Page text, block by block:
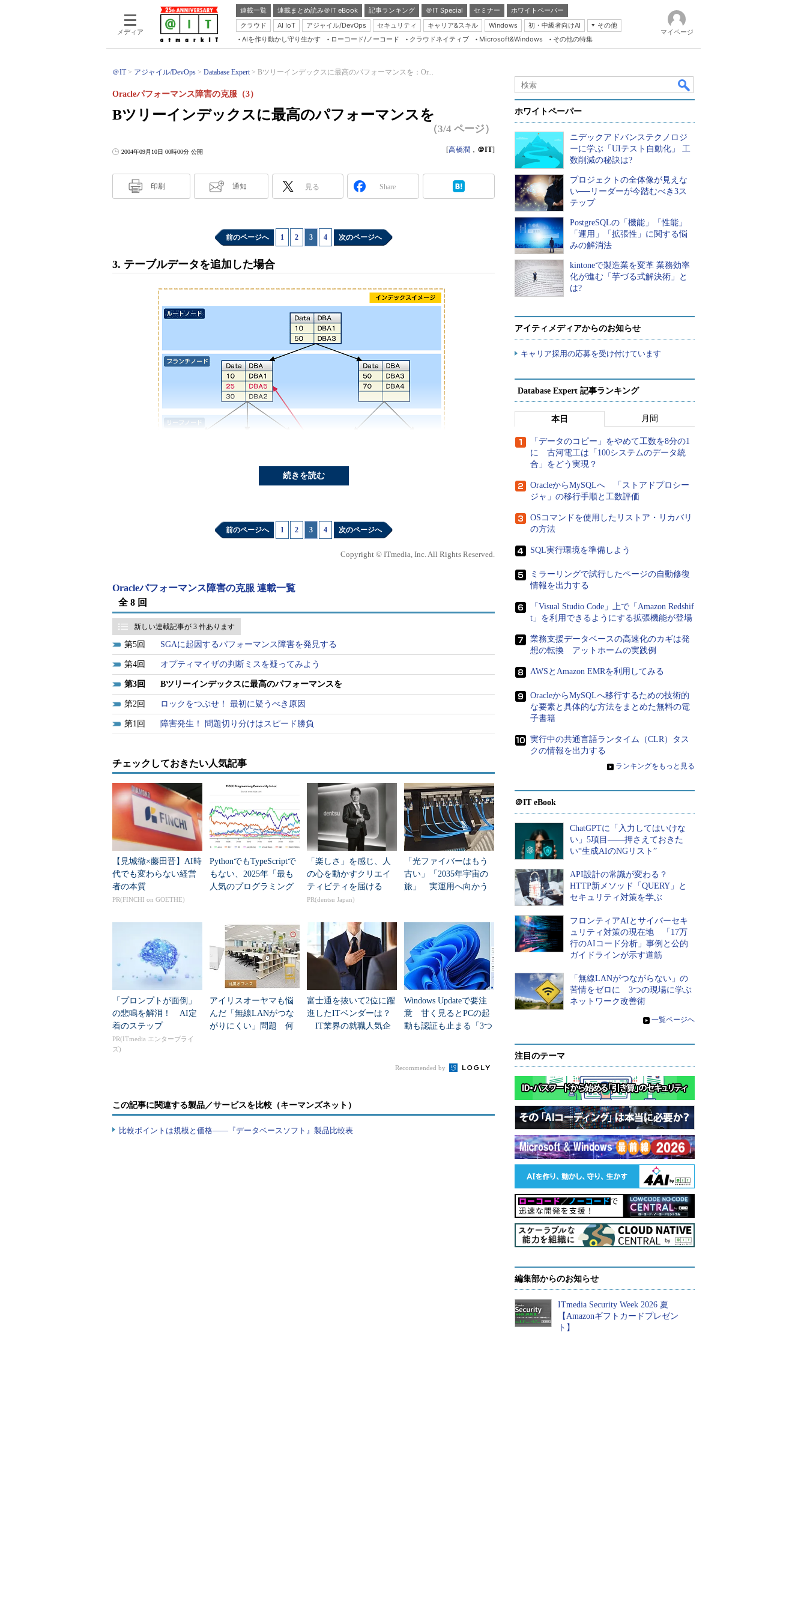
メディア
連載一覧 連載まとめ読み＠IT eBook 記事ランキング ＠IT Special セミナー
ホワイトペーパー
クラウド
AI IoT アジャイル/DevOps セキュリティ キャリア&スキル Windows 初・中級者向けAI
その他
Server & Storage
Database Expert
Master of IP Network
Security & Trust
AIを作り動かし守り生かす ローコード/ノーコード クラウドネイティブ Microsoft&Windows その他の特集
マイページ
＠IT アジャイル/DevOps Database Expert Bツリーインデックスに最高のパフォーマンスを：Or...
Bツリーインデックスに最高のパフォーマンスを
Oracleパフォーマンス障害の克服（3）
（3/4 ページ）
2004年09月10日 00時00分 公開 [高橋潤 ， ＠IT]
印刷 通知 見る Share
前のページへ 1 2 3 4 次のページへ
3. テーブルデータを追加した場合
図3-1 データテーブルにデータを追加したときのBツリーインデックス
※DBAの値として記載している「DBA1、…」はアドレスを示す例である
※ROWIDの値として記載している「ROWID1、…」はアドレスを示す例である
図3-1を確認してください。テーブルに追加したデータがブランチノードに追加され、
リーフノードには同じリーフ行を持っているリーフが追加されます。これを「リーフ分
割」と呼びます。つまり、リーフは必ず同じリーフ行を持ったリーフを確保することに
なります。
SQL結果画面
続きを読む
前のページへ 1 2 3 4 次のページへ
Copyright © ITmedia, Inc. All Rights Reserved.
Oracleパフォーマンス障害の克服 連載一覧
全 8 回
新しい連載記事が 3 件あります
5 SGAに起因するパフォーマンス障害を発見する
4 オプティマイザの判断ミスを疑ってみよう
3 Bツリーインデックスに最高のパフォーマンスを
2 ロックをつぶせ！ 最初に疑うべき原因
1 障害発生！ 問題切り分けはスピード勝負
チェックしておきたい人気記事
【見城徹×藤田晋】AI時
代でも変わらない経営
者の本質
PR(FINCHI on GOETHE)
PythonでもTypeScriptで
もない、2025年「最も
人気のプログラミング
「楽しさ」を感じ、人
の心を動かすクリエイ
ティビティを届ける
PR(dentsu Japan)
「光ファイバーはもう
古い」「2035年宇宙の
旅」 実運用へ向かう
「プロンプトが面倒」
の悲鳴を解消！ AI定
着のステップ
PR(ITmedia エンタープライ
ズ)
アイリスオーヤマも悩
んだ「無線LANがつな
がりにくい」問題 何
富士通を抜いて2位に躍
進したITベンダーは？
IT業界の就職人気企
Windows Updateで要注
意 甘く見るとPCの起
動も認証も止まる「3つ
Recommended by
この記事に関連する製品／サービスを比較（キーマンズネット）
比較ポイントは規模と価格――『データベースソフト』製品比較表
ホワイトペーパー
ニデックアドバンステクノロジ
ーに学ぶ「UIテスト自動化」 工
数削減の秘訣は?
プロジェクトの全体像が見えな
い──リーダーが今踏むべき3ス
テップ
PostgreSQLの「機能」「性能」
「運用」「拡張性」に関する悩
みの解消法
kintoneで製造業を変革 業務効率
化が進む「芋づる式解決術」と
は?
アイティメディアからのお知らせ
キャリア採用の応募を受け付けています
Database Expert 記事ランキング
本日 月間
「データのコピー」をやめて工数を8分の1
に 古河電工は「100システムのデータ統
合」をどう実現？
OracleからMySQLへ 「ストアドプロシー
ジャ」の移行手順と工数評価
OSコマンドを使用したリストア・リカバリ
の方法
SQL実行環境を準備しよう
ミラーリングで試行したページの自動修復
情報を出力する
「Visual Studio Code」上で「Amazon Redshif
t」を利用できるようにする拡張機能が登場
業務支援データベースの高速化のカギは発
想の転換 アットホームの実践例
AWSとAmazon EMRを利用してみる
OracleからMySQLへ移行するための技術的
な要素と具体的な方法をまとめた無料の電
子書籍
実行中の共通言語ランタイム（CLR）タス
クの情報を出力する
» ランキングをもっと見る
＠IT eBook
ChatGPTに「入力してはいけな
い」5項目――押さえておきた
い“生成AIのNGリスト”
API設計の常識が変わる？
HTTP新メソッド「QUERY」と
セキュリティ対策を学ぶ
フロンティアAIとサイバーセキ
ュリティ対策の現在地 「17万
行のAIコード分析」事例と公的
ガイドラインが示す道筋
「無線LANがつながらない」の
苦情をゼロに 3つの現場に学ぶ
ネットワーク改善術
» 一覧ページへ
注目のテーマ
編集部からのお知らせ
ITmedia Security Week 2026 夏
【Amazonギフトカードプレゼン
ト】